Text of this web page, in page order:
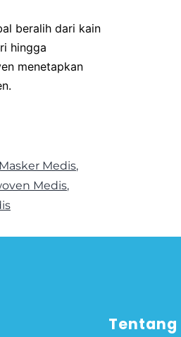
beralih dari kain
hingga
menetapkan
Medis,
Medis,
Tentang